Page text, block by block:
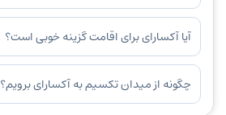
آیا آکسارای برای اقامت گزینه خوبی است؟
چگونه از میدان تکسیم به آکسارای برویم؟